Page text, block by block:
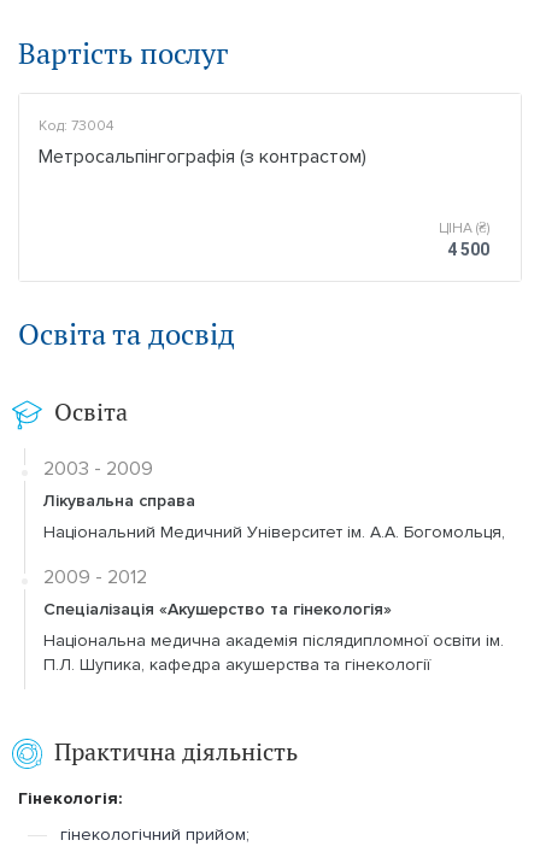
Вартість послуг
Код: 73004
Метросальпінгографія (з контрастом)
ЦІНА (₴)
4 500
Освіта та досвід
Освіта
2003 - 2009
Лікувальна справа
Національний Медичний Університет ім. А.А. Богомольця,
2009 - 2012
Спеціалізація «Акушерство та гінекологія»
Національна медична академія післядипломної освіти ім.
П.Л. Шупика, кафедра акушерства та гінекології
Практична діяльність
Гінекологія:
гінекологічний прийом;